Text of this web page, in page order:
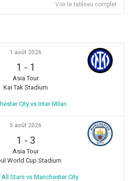
Voir le tableau complet
1 août 2026
1 - 1
Asia Tour
Kai Tak Stadium
City vs Inter Milan
5 août 2026
1 - 3
Asia Tour
World Cup Stadium
Stars vs Manchester City